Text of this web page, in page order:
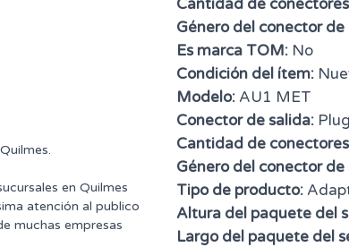
en Quilmes
atención al publico
muchas empresas
Género del conector
Es marca TOM: No
Condición del ítem:
Modelo: AU1 MET
Conector de salida:
Cantidad de
Género del conector de
Tipo de producto:
Altura del paquete del
Largo del paquete del